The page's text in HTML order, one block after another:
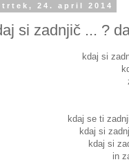
24. april 2014
si zadnjič ... ?
kdaj si
kdaj se ti
kdaj si
kdaj si
in